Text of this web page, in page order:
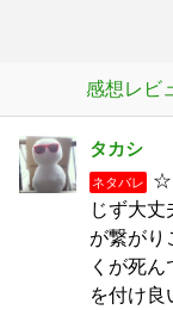
感想レビ
タカシ
ネタバレ
じず大
が繋がり
くが死
を付け良